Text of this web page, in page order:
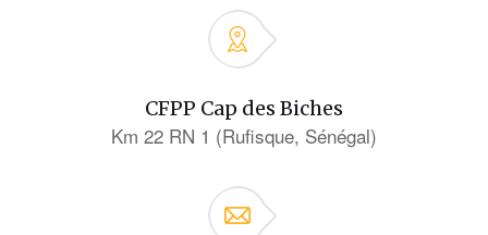
CFPP Cap des Biches
Km 22 RN 1 (Rufisque, Sénégal)